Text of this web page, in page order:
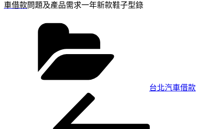
車借款問題及產品需求一年新款鞋子型錄
台北汽車借款